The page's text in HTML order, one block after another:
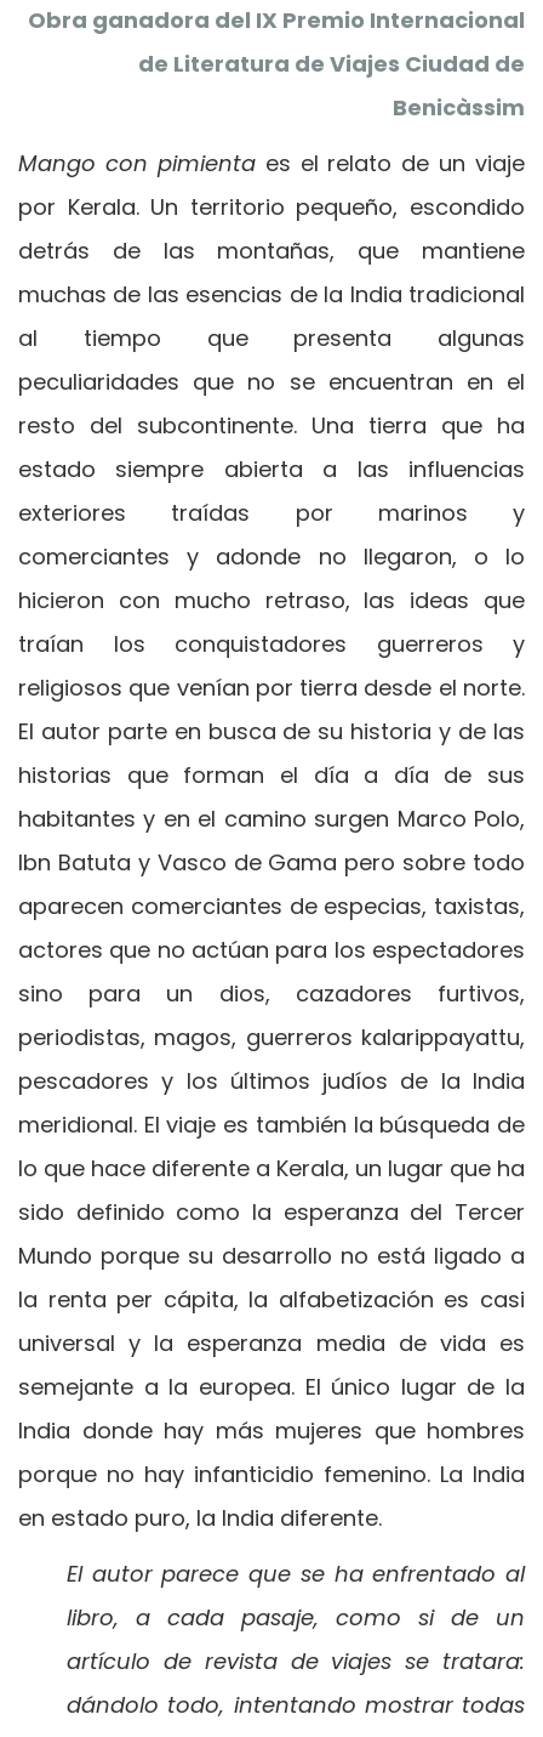
Obra ganadora del IX Premio Internacional
de Literatura de Viajes Ciudad de
Benicàssim
Mango con pimientaes el relato de un viaje
por Kerala. Un territorio pequeño, escondido
detrás de las montañas, que mantiene
muchas de las esencias de la India tradicional
al tiempo que presenta algunas
peculiaridades que no se encuentran en el
resto del subcontinente. Una tierra que ha
estado siempre abierta a las influencias
exteriores traídas por marinos y
comerciantes y adonde no llegaron, o lo
hicieron con mucho retraso, las ideas que
traían los conquistadores guerreros y
religiosos que venían por tierra desde el norte.
El autor parte en busca de su historia y de las
historias que forman el día a día de sus
habitantes y en el camino surgen Marco Polo,
Ibn Batuta y Vasco de Gama pero sobre todo
aparecen comerciantes de especias, taxistas,
actores que no actúan para los espectadores
sino para un dios, cazadores furtivos,
periodistas, magos, guerreros kalarippayattu,
pescadores y los últimos judíos de la India
meridional. El viaje es también la búsqueda de
lo que hace diferente a Kerala, un lugar que ha
sido definido como la esperanza del Tercer
Mundo porque su desarrollo no está ligado a
la renta per cápita, la alfabetización es casi
universal y la esperanza media de vida es
semejante a la europea. El único lugar de la
India donde hay más mujeres que hombres
porque no hay infanticidio femenino. La India
en estado puro, la India diferente.
El autor parece que se ha enfrentado al
libro, a cada pasaje, como si de un
artículo de revista de viajes se tratara:
dándolo todo, intentando mostrar todas